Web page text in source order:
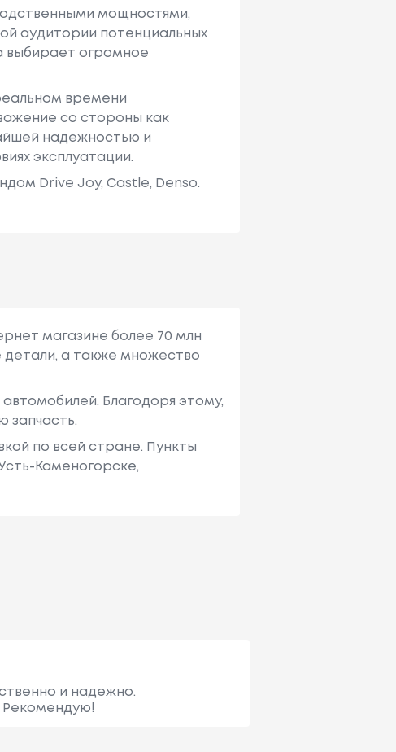
мощностями,
аудитории потенциальных
выбирает огромное
времени
со стороны как
надежностью и
эксплуатации.
Drive Joy, Castle, Denso.
магазине более 70 млн
детали, а также множество
Благодоря этому,
запчасть.
по всей стране. Пункты
Каменогорске,
и надежно.
Рекомендую!